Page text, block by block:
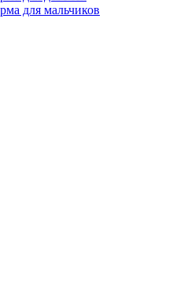
для мальчиков